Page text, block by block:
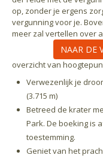
op, zonder je ergens
vergunning voor je.
meer zal vertellen over
NAAR DE
overzicht van
Verwezenlijk je
(3.715 m)
Betreed de krater
Park. De boeking is
toestemming.
Geniet van het